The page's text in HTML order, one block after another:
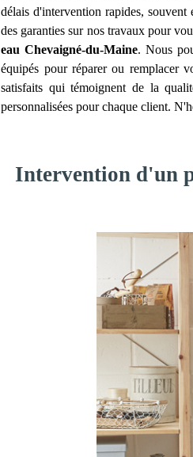
délais d'intervention rapides,
des garanties sur nos travaux pour
eau Chevaigné-du-Maine. Nous
équipés pour réparer ou remplacer
satisfaits qui témoignent de la
personnalisées pour chaque client.
Intervention d'un